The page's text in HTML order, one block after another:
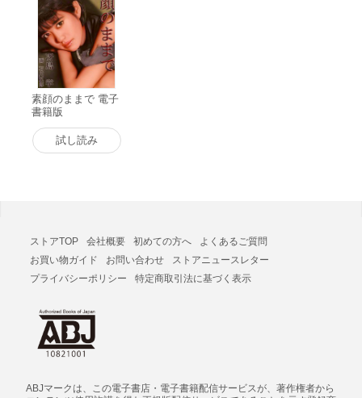
素顔のままで 電子
書籍版
試し読み
ストアTOP 会社概要 初めての方へ
よくあるご質問
お買い物ガイド
お問い合わせ
ストアニュースレター
プライバシーポリシー
特定商取引法に基づく表示
ABJマークは、この電子書店・電子書籍配信サービスが、著作権者から